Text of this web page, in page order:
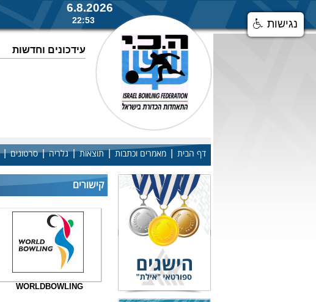
6.8.2026
22:53
עידכונים וחדשות
דף הבית מאמרים וכתבות|תוצאות|גלריה|סרטונים|
קישורים
WORLDBOWLING
נגישות